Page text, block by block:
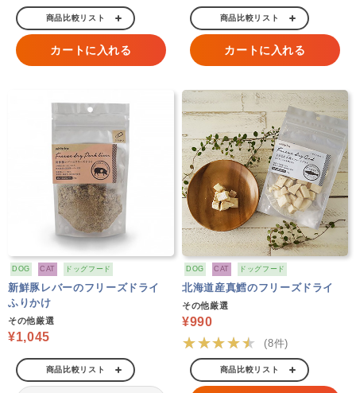
商品比較リスト
カートに入れる
商品比較リスト
カートに入れる
DOG CAT ドッグフード
新鮮豚レバーのフリーズドライ
ふりかけ
その他厳選
¥1,045
商品比較リスト
DOG CAT ドッグフード
北海道産真鱈のフリーズドライ
その他厳選
¥990
★★★★★ (8件)
商品比較リスト